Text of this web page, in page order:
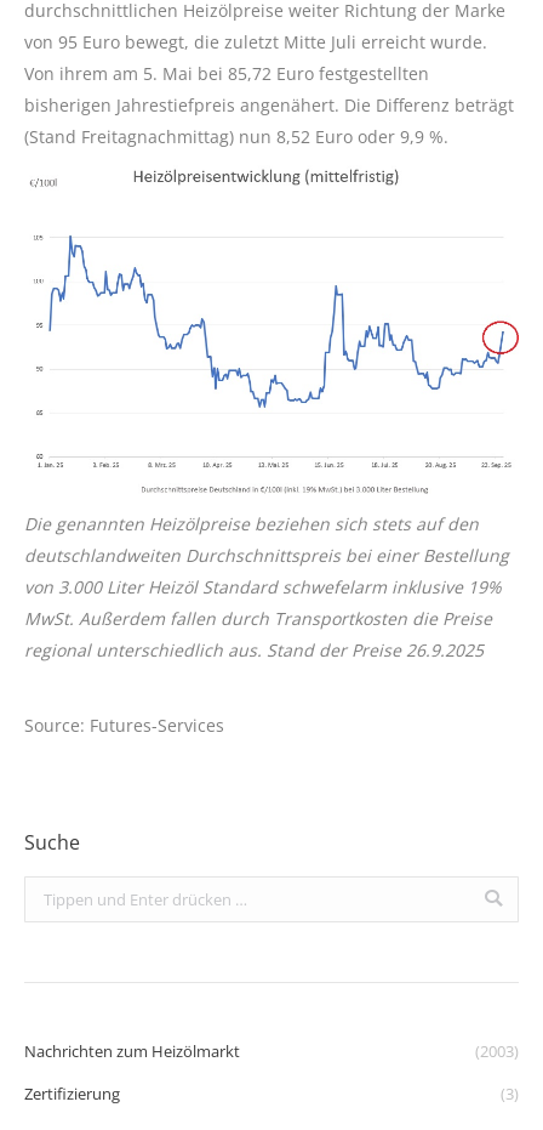
durchschnittlichen Heizölpreise weiter Richtung der Marke
von 95 Euro bewegt, die zuletzt Mitte Juli erreicht wurde.
Von ihrem am 5. Mai bei 85,72 Euro festgestellten
bisherigen Jahrestiefpreis angenähert. Die Differenz beträgt
(Stand Freitagnachmittag) nun 8,52 Euro oder 9,9 %.
Die genannten Heizölpreise beziehen sich stets auf den
deutschlandweiten Durchschnittspreis bei einer Bestellung
von 3.000 Liter Heizöl Standard schwefelarm inklusive 19%
MwSt. Außerdem fallen durch Transportkosten die Preise
regional unterschiedlich aus. Stand der Preise 26.9.2025
Source: Futures-Services
Suche
Search:
Nachrichten zum Heizölmarkt
(2003)
Zertifizierung
(3)